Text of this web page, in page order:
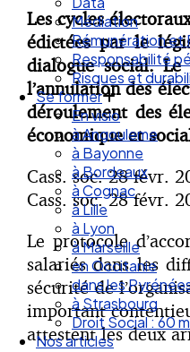
Rémunération et
Responsabilité
Risques et
Se former
En visio
à Angouleme
à Bayonne
à Bordeaux
à Cognac
à Lille
à Lyon
à Marseille
en Occitanie
dans les
à Strasbourg
Droit Social : 60
Nos articles
Nous suivre
Les cycles
édictées par le
dialogue social.
l’annulation des
déroulement des
économique et
Cass. soc. 28 févr.
Cass. soc. 28 févr.
Le protocole
salariés dans les
sécurité de
important
attestent les deux